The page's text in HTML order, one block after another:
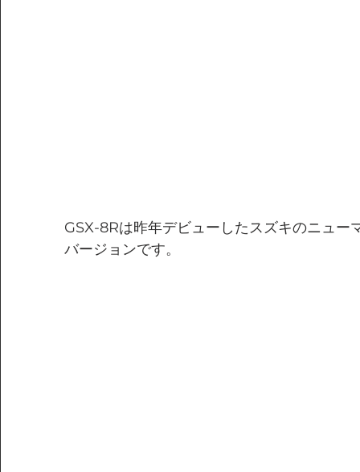
GSX-8Rは昨年デビューしたスズキのニュー
バージョンです。